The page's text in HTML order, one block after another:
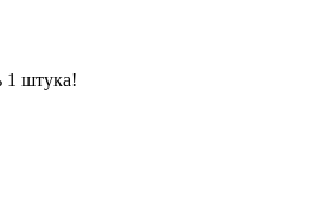
1 штука!